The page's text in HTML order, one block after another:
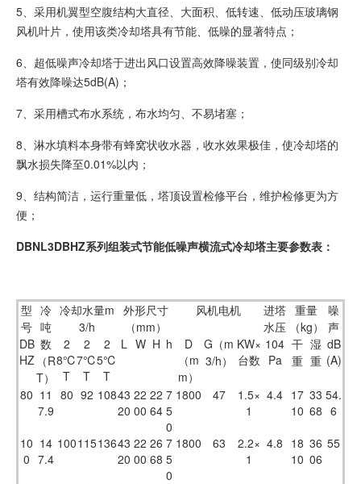
5、采用机翼型空腹结构大直径、大面积、低转速、低动压玻璃钢
风机叶片，使用该类冷却塔具有节能、低噪的显著特点；
6、超低噪声冷却塔于进出风口设置高效降噪装置，使同级别冷却
塔有效降噪达5dB(A)；
7、采用槽式布水系统，布水均匀、不易堵塞；
8、淋水填料本身带有蜂窝状收水器，收水效果极佳，使冷却塔的
飘水损失降至0.01%以内；
9、结构简洁，运行重量低，塔顶设置检修平台，维护检修更为方
便；
DBNL3DBHZ系列组装式节能低噪声横流式冷却塔主要参数表：
型
号
DB
HZ
冷
吨
数
（R
T）
冷却水量m
3/h
外形尺寸
（mm）
风机电机
进塔
水压
104
Pa
重量
（kg）
噪
声
dB
(A)
2
8℃
T
2
7℃
T
2
5℃
T
L W H h
D
（m
m）
G（m
3/h）
KW×
台数
干
重
湿
重
80 11
7.9
80 92 10843
20
22
00
22
64
7
5
0
1800 47
1.5×
1
4.4 17
10
33
68
54.
6
10
0
14
7.4
10011513643
20
22
00
26
68
7
5
0
1800 63
2.2×
1
4.8 18
10
36
06
55